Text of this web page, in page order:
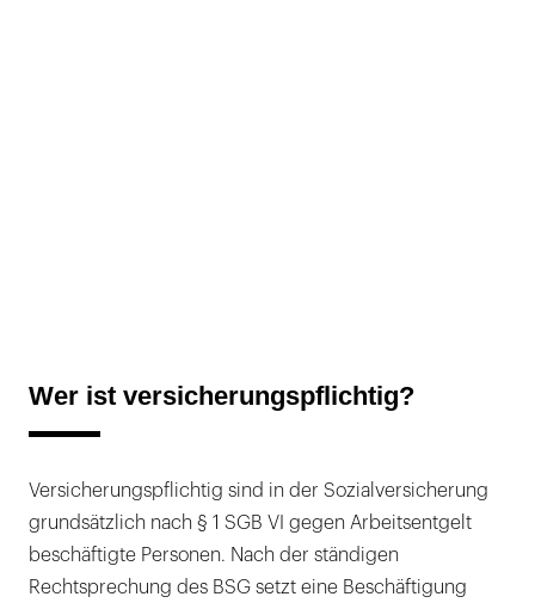
Wer ist versicherungspflichtig?
Versicherungspflichtig sind in der Sozialversicherung
grundsätzlich nach § 1 SGB VI gegen Arbeitsentgelt
beschäftigte Personen. Nach der ständigen
Rechtsprechung des BSG setzt eine Beschäftigung